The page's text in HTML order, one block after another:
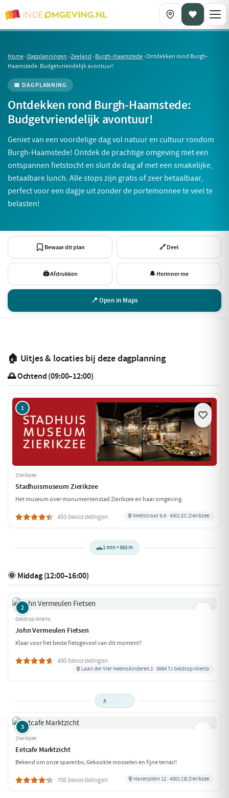
Home›Dagplanningen›Zeeland›Burgh-Haamstede›Ontdekken rond Burgh-
Haamstede: Budgetvriendelijk avontuur!
📅 DAGPLANNING
Ontdekken rond Burgh-Haamstede:
Budgetvriendelijk avontuur!
Geniet van een voordelige dag vol natuur en cultuur rondom
Burgh-Haamstede! Ontdek de prachtige omgeving met een
ontspannen fietstocht en sluit de dag af met een smakelijke,
betaalbare lunch. Alle stops zijn gratis of zeer betaalbaar,
perfect voor een dagje uit zonder de portemonnee te veel te
belasten!
📍 Open in Maps
Bewaar dit plan 🔗 Deel
🖨 Afdrukken 🔔 Herinner me
🏠 Uitjes & locaties bij deze dagplanning
🌅 Ochtend (09:00–12:00)
1
Zierikzee
Stadhuismuseum Zierikzee
Het museum over monumentenstad Zierikzee en haar omgeving.
493 beoordelingen Meelstraat 6-8 · 4301 EC Zierikzee
🚗1 min • 883 m
🌞 Middag (12:00–16:00)
2
Geldrop-Mierlo
John Vermeulen Fietsen
Klaar voor het beste fietsgevoel van dit moment?
490 beoordelingen
Laan der Vier Heemskinderen 2 · 5664 TJ Geldrop-Mierlo
🚶
3
Zierikzee
Eetcafe Marktzicht
Bekend om onze spareribs, Gekookte mosselen en fijne terras!!
706 beoordelingen Havenplein 12 · 4301 CB Zierikzee